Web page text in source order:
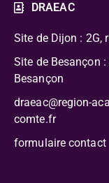
DRAEAC
Site de Dijon : 2G,
Site de Besançon
Besançon
draeac@region-
comte.fr
formulaire contact